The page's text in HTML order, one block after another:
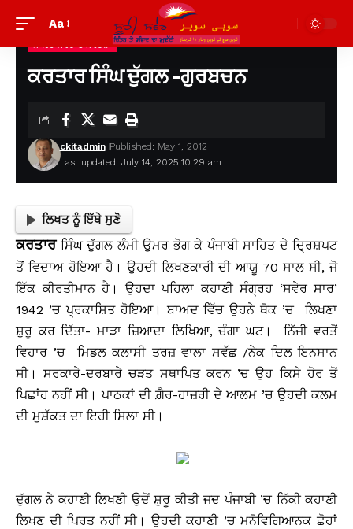
Aa
Suhi Saver>ਪੁਰਾਣੀਆਂ ਲਿਖਤਾਂ ਦੇਖਣ ਲਈ >ਸਾਹਿਤ ਸਰੋਦ ਤੇ ਸੰਵੇਦਨਾ
ਕਰਤਾਰ ਸਿੰਘ ਦੁੱਗਲ -ਗੁਰਬਚਨ
Last updated: July 14, 2025 10:29 am
ckitadmin Published: May 1, 2012
ਲਿਖਤ ਨੂੰ ਇੱਥੇ ਸੁਣੋ
ਕਰਤਾਰਸਿੰਘ ਦੁੱਗਲ ਲੰਮੀ ਉਮਰ ਭੋਗ ਕੇ ਪੰਜਾਬੀ ਸਾਹਿਤ ਦੇ ਦ੍ਰਿਸ਼ਪਟ
ਤੋਂ ਵਿਦਾਅ ਹੋਇਆ ਹੈ। ਉਹਦੀ ਲਿਖਣਕਾਰੀ ਦੀ ਆਯੂ 70 ਸਾਲ ਸੀ, ਜੋ
ਇੱਕ ਕੀਰਤੀਮਾਨ ਹੈ। ਉਹਦਾ ਪਹਿਲਾ ਕਹਾਣੀ ਸੰਗ੍ਰਹ ‘ਸਵੇਰ ਸਾਰ’
1942 ’ਚ ਪ੍ਰਕਾਸ਼ਿਤ ਹੋਇਆ। ਬਾਅਦ ਵਿੱਚ ਉਹਨੇ ਥੋਕ ’ਚ ਲਿਖਣਾ
ਸ਼ੁਰੂ ਕਰ ਦਿੱਤਾ- ਮਾੜਾ ਜ਼ਿਆਦਾ ਲਿਖਿਆ, ਚੰਗਾ ਘਟ। ਨਿੱਜੀ ਵਰਤੋਂ
ਵਿਹਾਰ ’ਚ ਮਿਡਲ ਕਲਾਸੀ ਤਰਜ਼ ਵਾਲਾ ਸਵੱਛ /ਨੇਕ ਦਿਲ ਇਨਸਾਨ
ਸੀ। ਸਰਕਾਰੇ-ਦਰਬਾਰੇ ਚੜਤ ਸਥਾਪਿਤ ਕਰਨ ’ਚ ਉਹ ਕਿਸੇ ਹੋਰ ਤੋਂ
ਪਿਛਾਂਹ ਨਹੀਂ ਸੀ। ਪਾਠਕਾਂ ਦੀ ਗ਼ੈਰ-ਹਾਜ਼ਰੀ ਦੇ ਆਲਮ ’ਚ ਉਹਦੀ ਕਲਮ
ਦੀ ਮੁਸ਼ੱਕਤ ਦਾ ਇਹੀ ਸਿਲਾ ਸੀ।
ਦੁੱਗਲ ਨੇ ਕਹਾਣੀ ਲਿਖਣੀ ਉਦੋਂ ਸ਼ੁਰੂ ਕੀਤੀ ਜਦ ਪੰਜਾਬੀ ’ਚ ਨਿੱਕੀ ਕਹਾਣੀ
ਲਿਖਣ ਦੀ ਪਿਰਤ ਨਹੀਂ ਸੀ। ਉਹਦੀ ਕਹਾਣੀ ’ਚ ਮਨੋਵਿਗਿਆਨਕ ਛੋਹਾਂ